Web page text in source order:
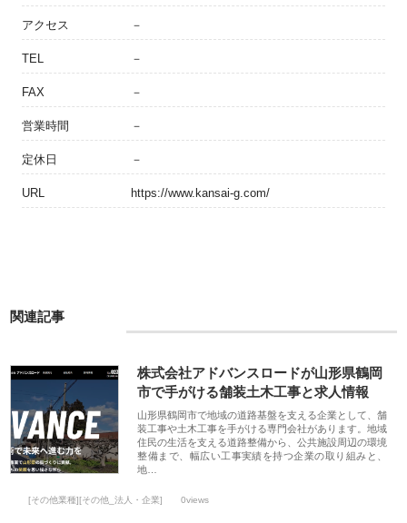
アクセス －
TEL －
FAX －
営業時間 －
定休日 －
URL https://www.kansai-g.com/
関連記事
株式会社アドバンスロードが山形県鶴岡
市で手がける舗装土木工事と求人情報
山形県鶴岡市で地域の道路基盤を支える企業として、舗
装工事や土木工事を手がける専門会社があります。地域
住民の生活を支える道路整備から、公共施設周辺の環境
整備まで、幅広い工事実績を持つ企業の取り組みと、
地…
[その他業種][その他_法人・企業] 0views